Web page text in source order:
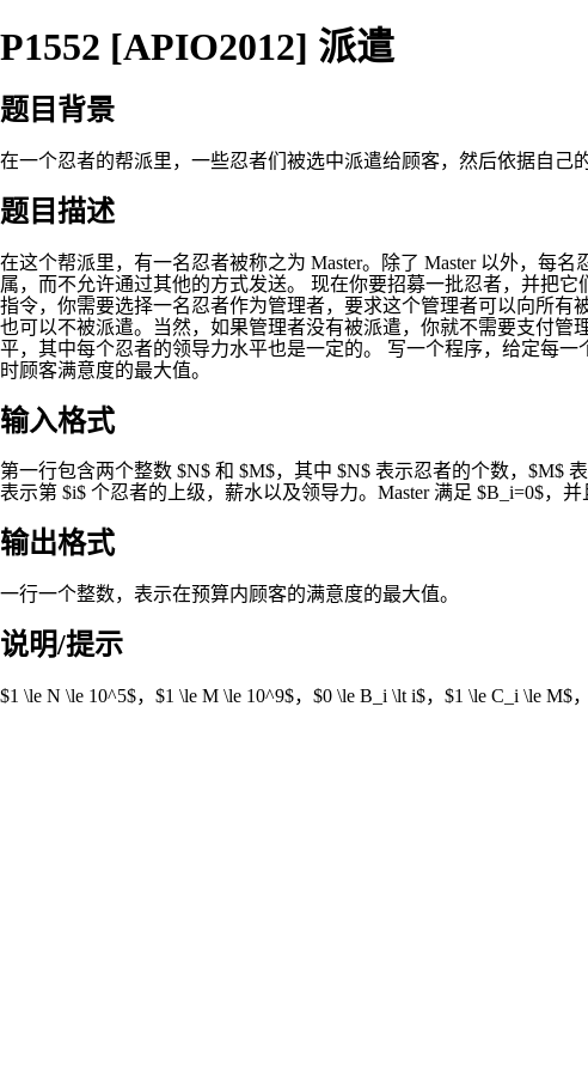
P1552 [APIO2012] 派遣
题目背景
在一个忍者的帮派里，一些忍者们被选中派遣给顾客，然后依据自己
题目描述
在这个帮派里，有一名忍者被称之为 Master。除了 Master 以外，每
属，而不允许通过其他的方式发送。 现在你要招募一批忍者，并把
指令，你需要选择一名忍者作为管理者，要求这个管理者可以向所有
也可以不被派遣。当然，如果管理者没有被派遣，你就不需要支付
平，其中每个忍者的领导力水平也是一定的。 写一个程序，给定每
时顾客满意度的最大值。
输入格式
第一行包含两个整数 $N$ 和 $M$，其中 $N$ 表示忍者的个数，$M$
表示第 $i$ 个忍者的上级，薪水以及领导力。Master 满足 $B_i=0$，
输出格式
一行一个整数，表示在预算内顾客的满意度的最大值。
说明/提示
$1 \le N \le 10^5$，$1 \le M \le 10^9$，$0 \le B_i \lt i$，$1 \le C_i \le M$